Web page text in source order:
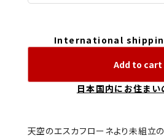
International
Add to cart
日本国内にお住まい
天空のエスカフローネより未組立